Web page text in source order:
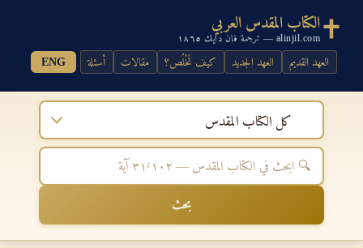
الكتاب المقدس العربي
alinjil.com — ترجمة فان دايك ١٨٦٥
العهد القديم العهد الجديد كيف تَخْلُص؟ مقالات أسئلة ENG
كل الكتاب المقدس
بحث